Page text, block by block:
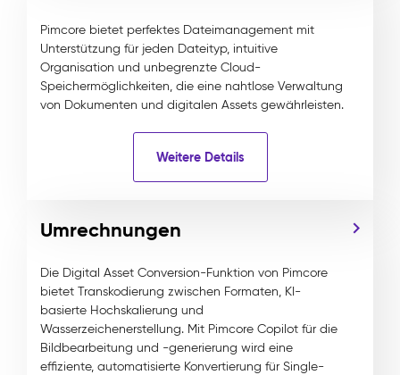
Pimcore bietet perfektes Dateimanagement mit
Unterstützung für jeden Dateityp, intuitive
Organisation und unbegrenzte Cloud-
Speichermöglichkeiten, die eine nahtlose Verwaltung
von Dokumenten und digitalen Assets gewährleisten.
Weitere Details
Umrechnungen
Die Digital Asset Conversion-Funktion von Pimcore
bietet Transkodierung zwischen Formaten, KI-
basierte Hochskalierung und
Wasserzeichenerstellung. Mit Pimcore Copilot für die
Bildbearbeitung und -generierung wird eine
effiziente, automatisierte Konvertierung für Single-